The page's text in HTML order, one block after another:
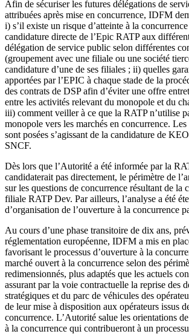
Afin de sécuriser les futures délégations de
attribuées après mise en concurrence, IDFM
i) s’il existe un risque d’atteinte à la
candidature directe de l’Epic RATP aux
délégation de service public selon différentes
(groupement avec une filiale ou une société
candidature d’une de ses filiales ; ii) quelles
apportées par l’EPIC à chaque stade de la
des contrats de DSP afin d’éviter une offre
entre les activités relevant du monopole et du
iii) comment veiller à ce que la RATP n’utilise
monopole vers les marchés en concurrence. Les
sont posées s’agissant de la candidature de
SNCF.
Dès lors que l’Autorité a été informée par la
candidaterait pas directement, le périmètre de
sur les questions de concurrence résultant de la
filiale RATP Dev. Par ailleurs, l’analyse a été
d’organisation de l’ouverture à la concurrence
Au cours d’une phase transitoire de dix ans,
réglementation européenne, IDFM a mis en
favorisant le processus d’ouverture à la
marché ouvert à la concurrence selon des
redimensionnés, plus adaptés que les actuels
assurant par la voie contractuelle la reprise des
stratégiques et du parc de véhicules des
de leur mise à disposition aux opérateurs issus
concurrence. L’Autorité salue les orientations
à la concurrence qui contribueront à un